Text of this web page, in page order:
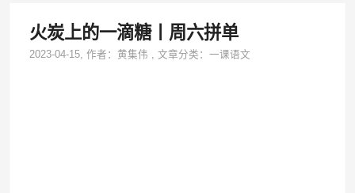
火炭上的一滴糖丨周六拼单
2023-04-15, 作者：黄集伟 ,文章分类：一课语文